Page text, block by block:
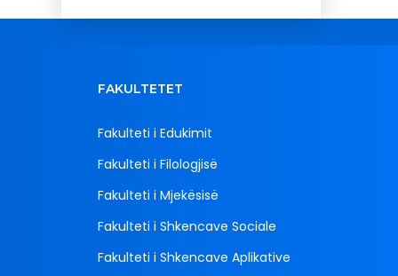
FAKULTETET
Fakulteti i Edukimit
Fakulteti i Filologjisë
Fakulteti i Mjekësisë
Fakulteti i Shkencave Sociale
Fakulteti i Shkencave Aplikative